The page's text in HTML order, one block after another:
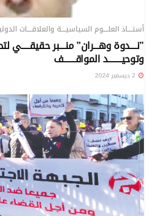
أستــــاذ العلــــوم السياسيــــة والعلاقــــات
”نــــدوة وهـــران” منــــبر حقيقـــــي
وتوحيــــــــد المواقـــــــف